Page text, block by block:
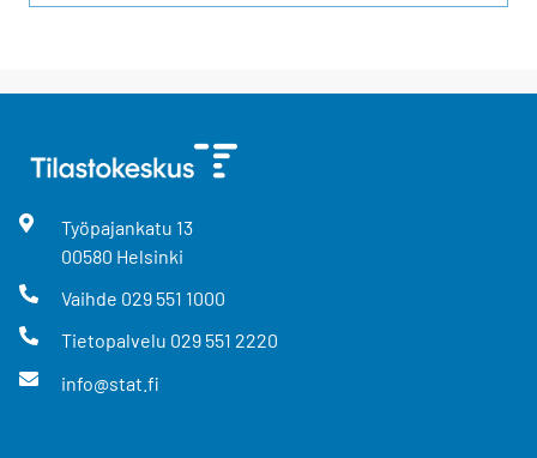
Työpajankatu 13
00580 Helsinki
Vaihde 029 551 1000
Tietopalvelu 029 551 2220
info@stat.fi